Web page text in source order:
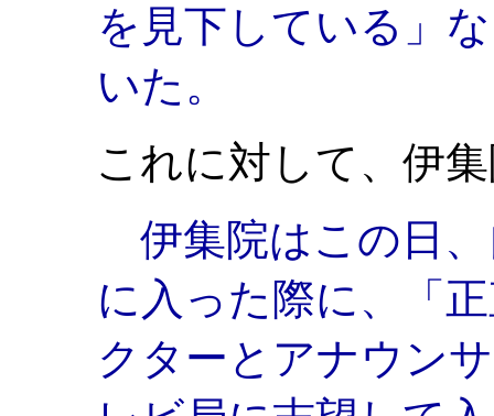
を見下している」
いた。
これに対して、伊
伊集院はこの日、
に入った際に、「
クターとアナウン